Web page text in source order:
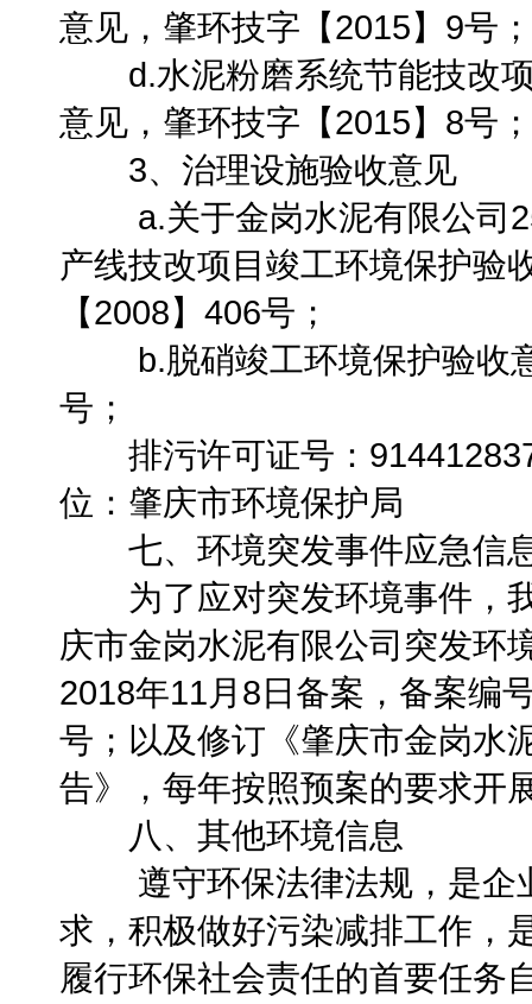
意见，肇环技字【2015】9号；
d.水泥粉磨系统节能技改项
意见，肇环技字【2015】8号；
3、治理设施验收意见
a.关于金岗水泥有限公司
产线技改项目竣工环境保护验
【2008】406号；
b.脱硝竣工环境保护验收
号；
排污许可证号：
位：肇庆市环境保护局
七、环境突发事件应急信
为了应对突发环境事件，
庆市金岗水泥有限公司突发环
2018年11月8日备案，备案编
号；以及修订《肇庆市金岗水
告》，每年按照预案的要求开
八、其他环境信息
遵守环保法律法规，是企
求，积极做好污染减排工作，
履行环保社会责任的首要任务